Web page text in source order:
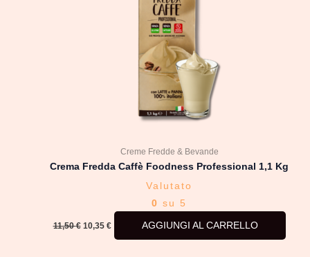
Creme Fredde & Bevande
Crema Fredda Caffè Foodness Professional 1,1 Kg
Valutato
0 su 5
11,50€ 10,35 € AGGIUNGI AL CARRELLO